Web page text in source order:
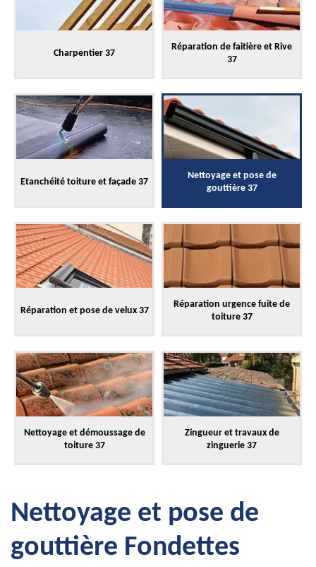
Charpentier 37
Réparation de faitière et Rive
37
Etanchéité toiture et façade 37
Nettoyage et pose de
gouttière 37
Réparation et pose de velux 37
Réparation urgence fuite de
toiture 37
Nettoyage et démoussage de
toiture 37
Zingueur et travaux de
zinguerie 37
Nettoyage et pose de
gouttière Fondettes